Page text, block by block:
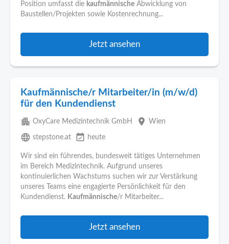
Position umfasst die kaufmännische Abwicklung von
Baustellen/Projekten sowie Kostenrechnung...
Jetzt ansehen
Kaufmännische/r Mitarbeiter/in (m/w/d)
für den Kundendienst
apartment OxyCare Medizintechnik GmbH place Wien
language stepstone.at event_available heute
Wir sind ein führendes, bundesweit tätiges Unternehmen
im Bereich Medizintechnik. Aufgrund unseres
kontinuierlichen Wachstums suchen wir zur Verstärkung
unseres Teams eine engagierte Persönlichkeit für den
Kundendienst. Kaufmännische/r Mitarbeiter...
Jetzt ansehen